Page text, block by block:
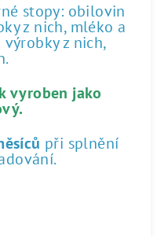
stopy: obilovin
z nich, mléko a
z nich,
vyroben jako
při splnění